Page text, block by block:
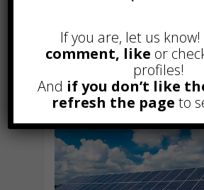
coperture/installazione-
fotovoltaici-a-modena-
parma-reggio-emilia/.
If you are, let us know!
comment, like or
profiles!
And if you don’t like
refresh the page to